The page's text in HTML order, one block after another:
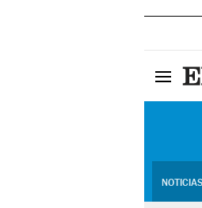
NOTICIAS